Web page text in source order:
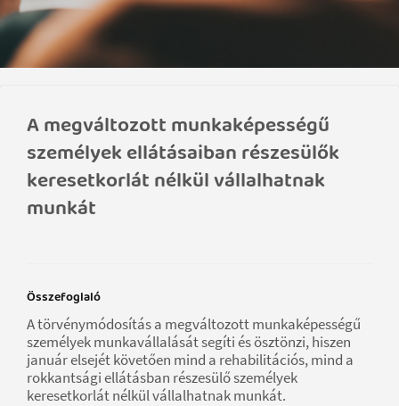
A megváltozott munkaképességű
személyek ellátásaiban részesülők
keresetkorlát nélkül vállalhatnak
munkát
Összefoglaló
A törvénymódosítás a megváltozott munkaképességű
személyek munkavállalását segíti és ösztönzi, hiszen
január elsejét követően mind a rehabilitációs, mind a
rokkantsági ellátásban részesülő személyek
keresetkorlát nélkül vállalhatnak munkát.